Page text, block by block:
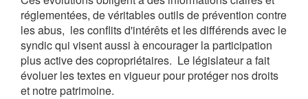
réglementées, de véritables outils de prévention contre
les abus, les conflits d'intérêts et les différends avec le
syndic qui visent aussi à encourager la participation
plus active des copropriétaires. Le législateur a fait
évoluer les textes en vigueur pour protéger nos droits
et notre patrimoine.